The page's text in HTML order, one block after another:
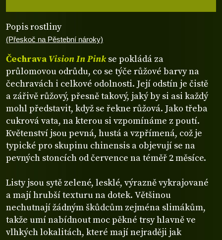
Popis rostliny
(Přeskoč na Pěstební nároky)
Čechrava Vision In Pink se pokládá za
průlomovou odrůdu, co se týče růžové barvy na
čechravách i celkové odolnosti. Její odstín je čistě
a zářivě růžový, přesně takový, jaký by si asi každý
mohl představit, když se řekne růžová. Jako třeba
cukrová vata, na kterou si vzpomínáme z poutí.
Květenství jsou pevná, hustá a vzpřímená, což je
typické pro skupinu chinensis a objevují se na
pevných stoncích od července na téměř 2 měsíce.
Listy jsou sytě zelené, lesklé, výrazně vykrajované
a mají hrubší texturu na dotek. Většinou
nechutnají žádným škůdcům zejména slimákům,
takže umí nabídnout moc pěkné trsy hlavně ve
vlhkých lokalitách, které mají nejraději jak